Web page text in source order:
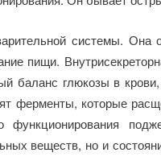
системы. Она
пищи.
баланс глюкозы в
ферменты, которые
функционирования
веществ, но и